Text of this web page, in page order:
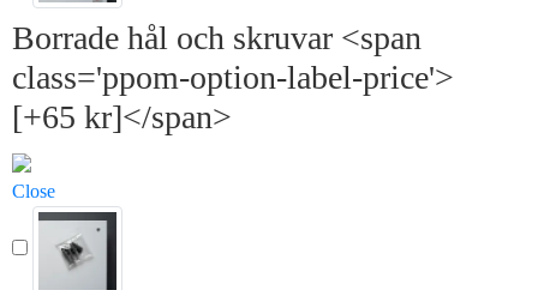
Borrade hål och skruvar <span
class='ppom-option-label-price'>
[+65 kr]</span>
Close